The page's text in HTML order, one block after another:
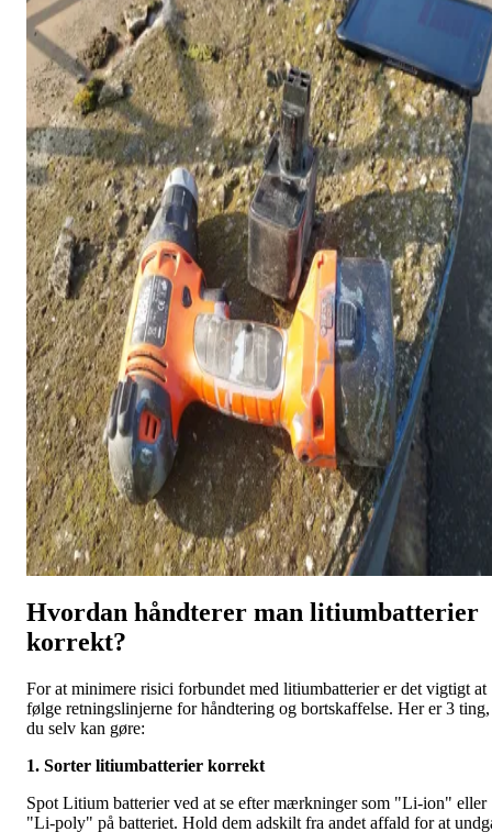
Hvordan håndterer man litiumbatterier
korrekt?
For at minimere risici forbundet med litiumbatterier er det vigtigt at
følge retningslinjerne for håndtering og bortskaffelse. Her er 3 ting,
du selv kan gøre:
1. Sorter litiumbatterier korrekt
Spot Litium batterier ved at se efter mærkninger som "Li-ion" eller
"Li-poly" på batteriet. Hold dem adskilt fra andet affald for at